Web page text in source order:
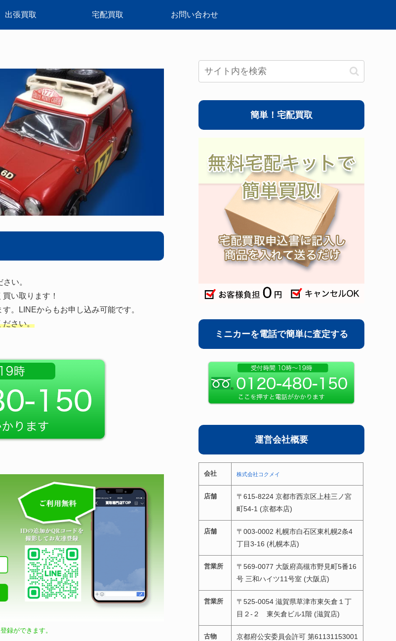
出張買取 宅配買取 お問い合わせ
い。
い取ります！
。LINEからもお申し込み可能です。
ださい。
録ができます。
簡単！宅配買取
ミニカーを電話で簡単に査定する
運営会社概要
会社 株式会社コクメイ
店舗
〒615-8224 京都市西京区上桂三ノ宮
町54-1 (京都本店)
店舗
〒003-0002 札幌市白石区東札幌2条4
丁目3-16 (札幌本店)
営業所
〒569-0077 大阪府高槻市野見町5番16
号 三和ハイツ11号室 (大阪店)
営業所
〒525-0054 滋賀県草津市東矢倉１丁
目２-２ 東矢倉ビル1階 (滋賀店)
古物
京都府公安委員会許可 第61131153001